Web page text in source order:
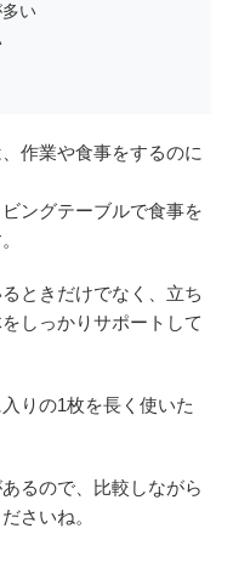
い
作業や食事をするのに
ングテーブルで食事を
ときだけでなく、立ち
しっかりサポートして
りの1枚を長く使いた
るので、比較しながら
さいね。